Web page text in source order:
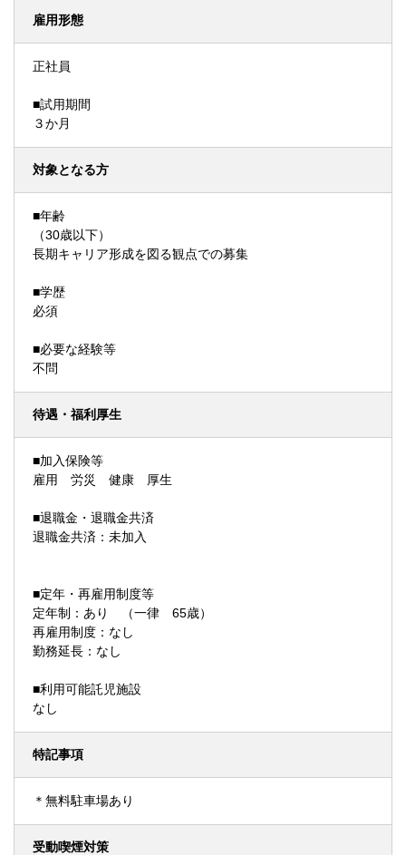
雇用形態
正社員
■試用期間
３か月
対象となる方
■年齢
（30歳以下）
長期キャリア形成を図る観点での募集
■学歴
必須
■必要な経験等
不問
待遇・福利厚生
■加入保険等
雇用 労災 健康 厚生
■退職金・退職金共済
退職金共済：未加入
■定年・再雇用制度等
定年制：あり （一律 65歳）
再雇用制度：なし
勤務延長：なし
■利用可能託児施設
なし
特記事項
＊無料駐車場あり
受動喫煙対策